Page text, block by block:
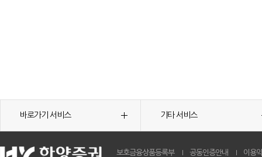
바로가기 서비스 기타 서비스
보호금융상품등록부 공동인증안내 이용